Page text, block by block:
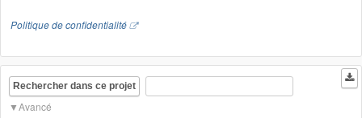
Politique de confidentialité
Rechercher dans ce projet
Avancé